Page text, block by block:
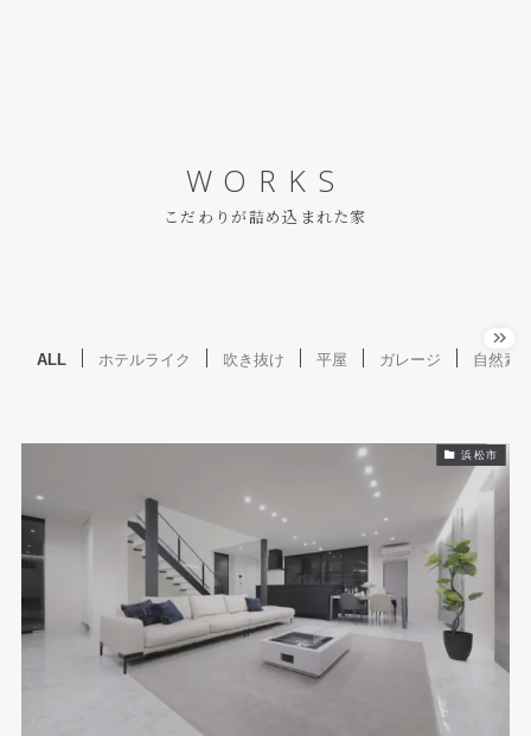
WORKS
こだわりが詰め込まれた家
ALL ホテルライク 吹き抜け 平屋 ガレージ 自然素
浜松市